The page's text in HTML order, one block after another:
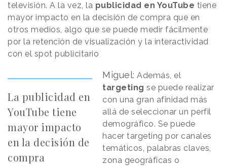
televisión. A la vez, la publicidad en YouTube tiene
mayor impacto en la decisión de compra que en
otros medios, algo que se puede medir fácilmente
por la retención de visualización y la interactividad
con el spot publicitario
La publicidad en
YouTube tiene
mayor impacto
en la decisión de
compra
Miguel: Además, el
targeting se puede realizar
con una gran afinidad más
allá de seleccionar un perfil
demográfico. Se puede
hacer targeting por canales
temáticos, palabras claves,
zona geográficas o